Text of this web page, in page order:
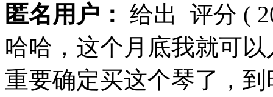
匿名用户： 给出 评分 (
哈哈，这个月底我就可
重要确定买这个琴了，